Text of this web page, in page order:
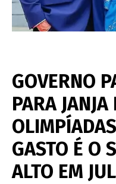
GOVERNO
PARA JANJA
GASTO É O
ALTO EM